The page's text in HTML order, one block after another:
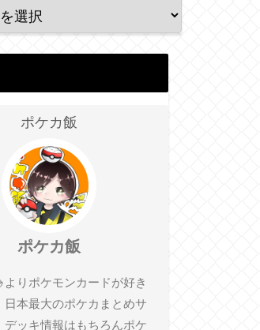
ポケカ飯
ポケカ飯
よりポケモンカードが好き
日本最大のポケカまとめサ
デッキ情報はもちろんポケ